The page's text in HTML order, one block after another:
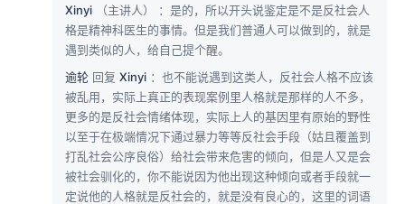
Xinyi （主讲人）
：是的，所以开头说鉴定是不是反社会人
格是精神科医生的事情。但是我们普通人可以做到的，就是
遇到类似的人，给自己提个醒。
逾轮 回复 Xinyi ：也不能说遇到这类人，反社会人格不应该
被乱用，实际上真正的表现案例里人格就是那样的人不多，
更多的是反社会情绪体现，实际上人的基因里有原始的野性
以至于在极端情况下通过暴力等等反社会手段（姑且覆盖到
打乱社会公序良俗）给社会带来危害的倾向，但是人又是会
被社会驯化的，你不能说因为他出现这种倾向或者手段就一
定说他的人格就是反社会的，就是没有良心的，这里的词语